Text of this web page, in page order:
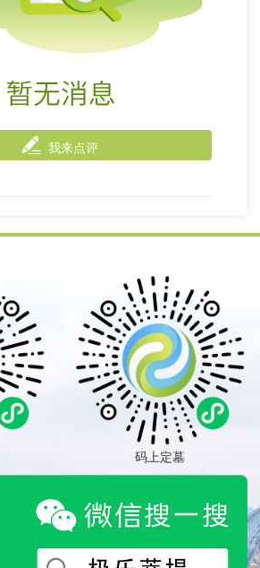
我来点评
码上定墓